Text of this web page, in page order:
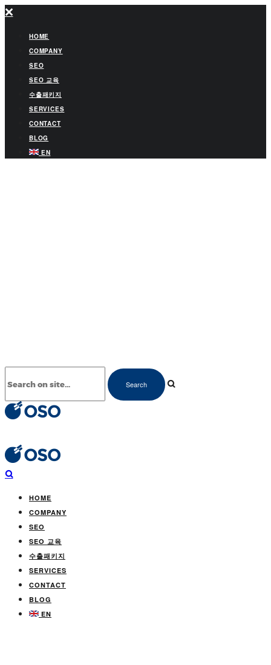
HOME
COMPANY
SEO
SEO 교육
수출패키지
SERVICES
CONTACT
BLOG
EN
HOME
COMPANY
SEO
SEO 교육
수출패키지
SERVICES
CONTACT
BLOG
EN